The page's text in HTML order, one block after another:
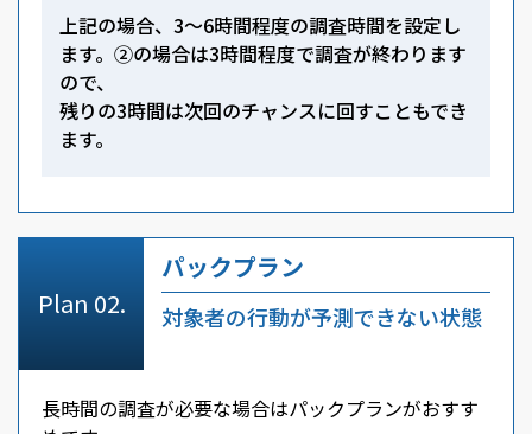
上記の場合、3～6時間程度の調査時間を設定し
ます。②の場合は3時間程度で調査が終わります
ので、
残りの3時間は次回のチャンスに回すこともでき
ます。
パックプラン
対象者の行動が予測できない状態
長時間の調査が必要な場合はパックプランがおすす